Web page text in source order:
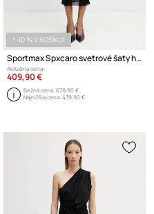
*-10 % V KOŠÍKU!
Sportmax Spxcaro svetrové šaty hladké s viskózou
Aktuálna cena:
409,90 €
Bežná cena:679,90 €
Najnižšia cena:439,90 €